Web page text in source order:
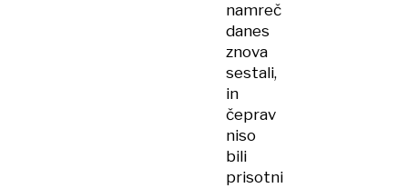
namreč
danes
znova
sestali,
in
čeprav
niso
bili
prisotni